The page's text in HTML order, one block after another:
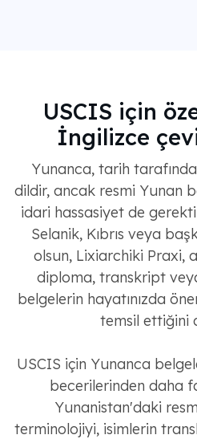
USCIS için
İngilizce
Yunanca, tarih
dildir, ancak resmi Yunan
idari hassasiyet de
Selanik, Kıbrıs veya
olsun, Lixiarchiki Praxi,
diploma, transkript
belgelerin hayatınızda
temsil ettiğini
USCIS için Yunanca
becerilerinden daha
Yunanistan'daki
terminolojiyi, isimlerin